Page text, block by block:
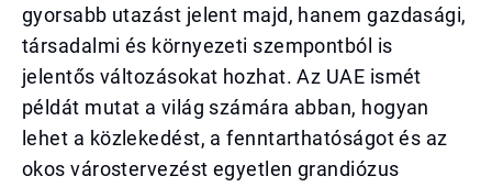
gyorsabb utazást jelent majd, hanem gazdasági,
társadalmi és környezeti szempontból is
jelentős változásokat hozhat. Az UAE ismét
példát mutat a világ számára abban, hogyan
lehet a közlekedést, a fenntarthatóságot és az
okos várostervezést egyetlen grandiózus